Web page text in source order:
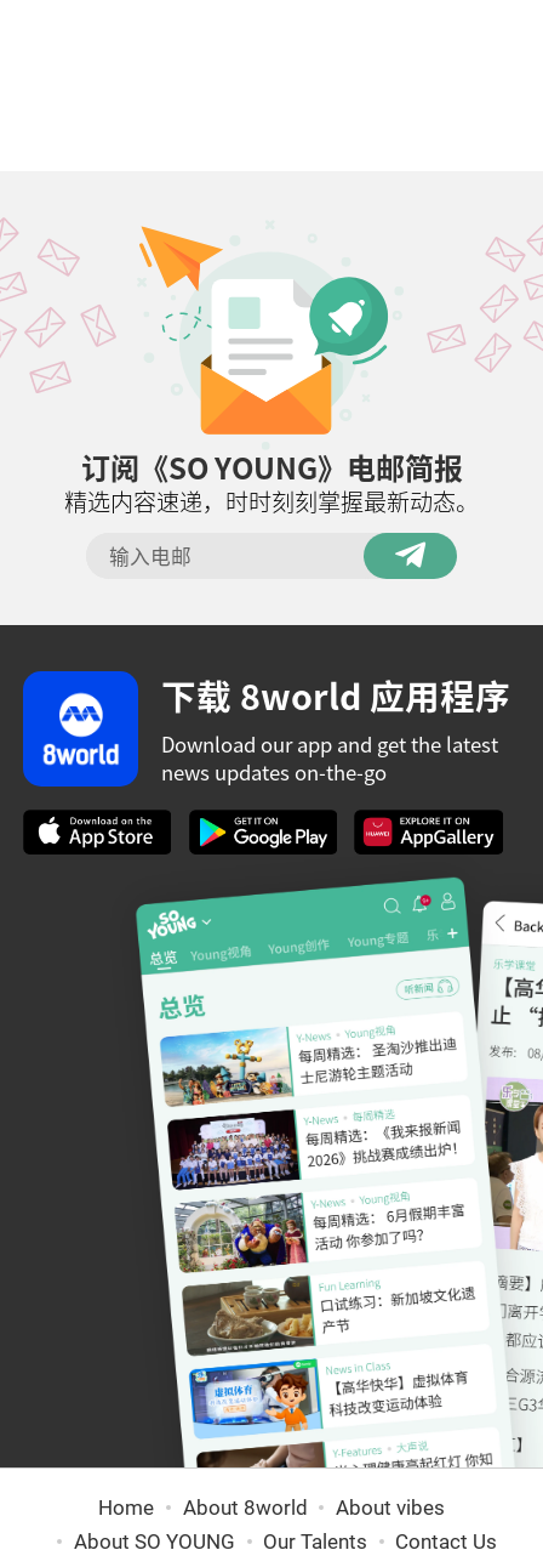
订阅《SO YOUNG》电邮简报
精选内容速递，时时刻刻掌握最新动态。
下载 8world 应用程序
Download our app and get the latest
news updates on-the-go
Home About 8world
About vibes
About SO YOUNG
Our Talents Contact Us